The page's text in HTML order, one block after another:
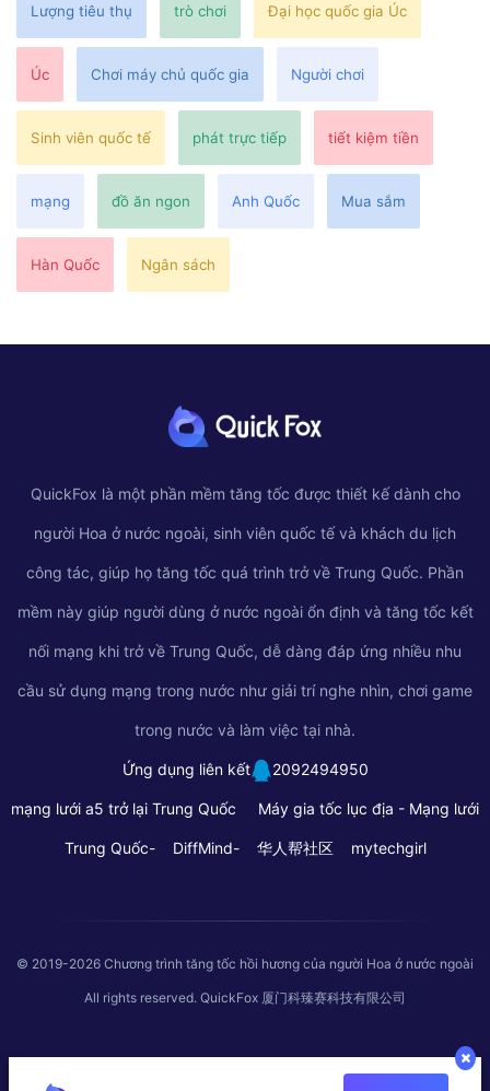
Lượng tiêu thụ trò chơi Đại học quốc gia Úc
Úc Chơi máy chủ quốc gia Người chơi
Sinh viên quốc tế phát trực tiếp tiết kiệm tiền
mạng đồ ăn ngon Anh Quốc Mua sắm
Hàn Quốc Ngân sách
QuickFox là một phần mềm tăng tốc được thiết kế dành cho
người Hoa ở nước ngoài, sinh viên quốc tế và khách du lịch
công tác, giúp họ tăng tốc quá trình trở về Trung Quốc. Phần
mềm này giúp người dùng ở nước ngoài ổn định và tăng tốc kết
nối mạng khi trở về Trung Quốc, dễ dàng đáp ứng nhiều nhu
cầu sử dụng mạng trong nước như giải trí nghe nhìn, chơi game
trong nước và làm việc tại nhà.
Ứng dụng liên kết 2092494950
mạng lưới a5 trở lại Trung Quốc Máy gia tốc lục địa - Mạng lưới
Trung Quốc- DiffMind- 华人帮社区 mytechgirl
© 2019-2026 Chương trình tăng tốc hồi hương của người Hoa ở nước ngoài
All rights reserved. QuickFox 厦门科臻赛科技有限公司